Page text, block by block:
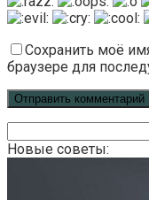
Сохранить моё
браузере для
Новые советы: